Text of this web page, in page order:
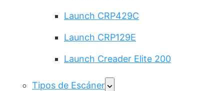
Launch CRP429C
Launch CRP129E
Launch Creader Elite 200
Tipos de Escáner